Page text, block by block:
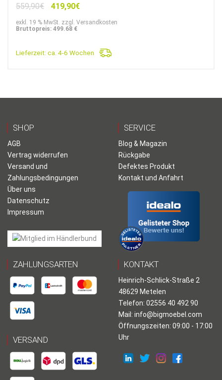
559,90€
Ursprünglicher
war:
419,90€Aktueller
ist:
exkl. 19 % MwSt. zzgl. Versandkosten
Bruttopreis: 499.68 €
Lieferzeit: ca. 4-6 Wochen
SHOP
AGB
Vertrag widerrufen
Versand und
Zahlungsbedingungen
Über uns
Datenschutz
Impressum
SERVICE
Blog & Magazin
Rückgabe
Defektes Produkt
Kontakt und Anfahrt
ZAHLUNGSARTEN
VERSAND
KONTAKT
Heinrich-Schlick-Straße 2
48629 Metelen
Telefon: 02556 40 492 90
Mail: info@bigmoebel.com
Öffnungszeiten: 09:00 - 17:00
Uhr